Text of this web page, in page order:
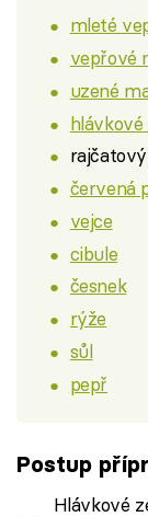
mleté
vepřové
uzené
hlávkové
červená
vejce
cibule
česnek
rýže
sůl
pepř
Postup
Hlávkové